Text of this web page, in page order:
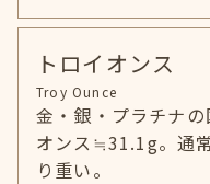
トロイオンス
Troy Ounce
金・銀・プラチナ
オンス≒31.1g。通
り重い。